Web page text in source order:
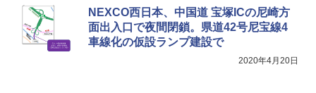
可能 安全ロック付き 高安全性 金属製耐久 コ
ンパクト多機能設計 持ち運び便利 アウトド
ア/オフィス/教育現場/展示会用 緑
NEXCO西日本、中国道 宝塚ICの尼崎方
面出入口で夜間閉鎖。県道42号尼宝線4
車線化の仮設ランプ建設で
2020年4月20日